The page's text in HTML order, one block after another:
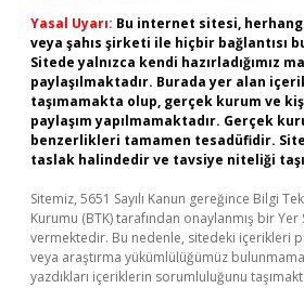
Yasal Uyarı: Bu internet sitesi,
veya şahıs şirketi ile hiçbir bağlantısı
Sitede yalnızca kendi hazırladığımız
paylaşılmaktadır. Burada yer alan
taşımamakta olup, gerçek kurum ve
paylaşım yapılmamaktadır. Gerçek
benzerlikleri tamamen tesadüfidir.
taslak halindedir ve tavsiye niteliği
Sitemiz, 5651 Sayılı Kanun gereğince Bilgi
Kurumu (BTK) tarafından onaylanmış bir Yer
vermektedir. Bu nedenle, sitedeki içerikleri
veya araştırma yükümlülüğümüz
yazdıkları içeriklerin sorumluluğunu